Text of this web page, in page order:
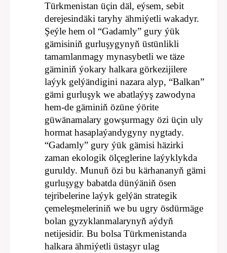
Türkmenistan üçin däl, eýsem, sebit
derejesindäki taryhy ähmiýetli wakadyr.
Şeýle hem ol “Gadamly” gury ýük
gämisiniň gurluşygynyň üstünlikli
tamamlanmagy mynasybetli we täze
gäminiň ýokary halkara görkezijilere
laýyk gelýändigini nazara alyp, “Balkan”
gämi gurluşyk we abatlaýyş zawodyna
hem-de gäminiň özüne ýörite
güwänamalary gowşurmagy özi üçin uly
hormat hasaplaýandygyny nygtady.
“Gadamly” gury ýük gämisi häzirki
zaman ekologik ölçeglerine laýyklykda
guruldy. Munuň özi bu kärhananyň gämi
gurluşygy babatda dünýäniň ösen
tejribelerine laýyk gelýän strategik
çemeleşmeleriniň we bu ugry ösdürmäge
bolan gyzyklanmalarynyň aýdyň
netijesidir. Bu bolsa Türkmenistanda
halkara ähmiýetli üstaşyr ulag